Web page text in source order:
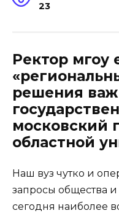
23
Ректор мгоу
решения
московский
областной
Наш вуз чутко и
запросы общества
сегодня наиболее